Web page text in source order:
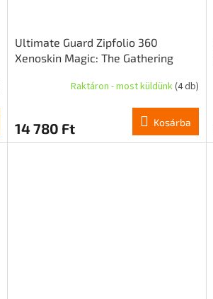
Ultimate Guard Zipfolio 360
Xenoskin Magic: The Gathering
Raktáron - most küldünk(4 db)
14 780 Ft Kosárba